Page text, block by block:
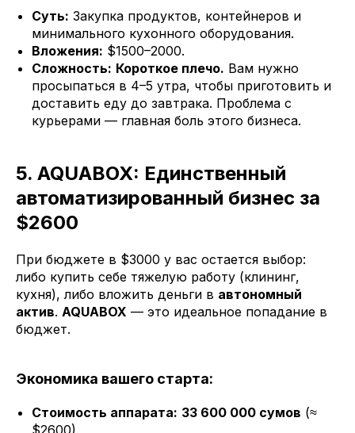
Суть: Закупка продуктов, контейнеров и
минимального кухонного оборудования.
Вложения: $1500–2000.
Сложность: Короткое плечо. Вам нужно
просыпаться в 4–5 утра, чтобы приготовить и
доставить еду до завтрака. Проблема с
курьерами — главная боль этого бизнеса.
5. AQUABOX: Единственный
автоматизированный бизнес за
$2600
При бюджете в $3000 у вас остается выбор:
либо купить себе тяжелую работу (клининг,
кухня), либо вложить деньги в автономный
актив. AQUABOX — это идеальное попадание в
бюджет.
Экономика вашего старта:
Стоимость аппарата: 33 600 000 сумов (≈